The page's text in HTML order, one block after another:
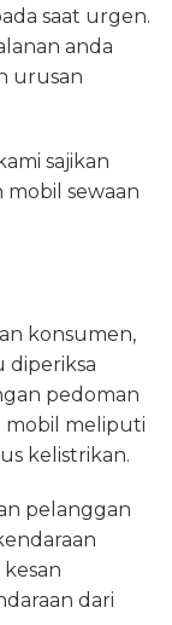
saat urgen.
anda
urusan
sajikan
sewaan
konsumen,
diperiksa
pedoman
mobil meliputi
kelistrikan.
pelanggan
dari